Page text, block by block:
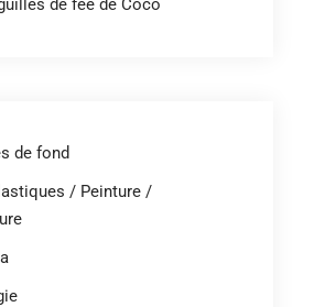
de fée de Coco
de fond
/ Peinture /